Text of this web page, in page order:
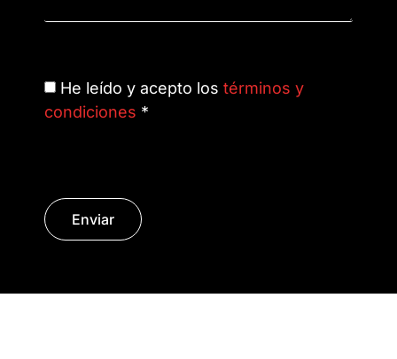
He leído y acepto los términos y
condiciones *
Enviar